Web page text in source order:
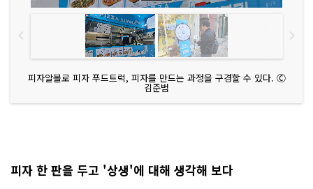
피자알볼로 피자 푸드트럭, 피자를 만드는 과정을 구경할 수 있다. Ⓒ
김준범
피자 한 판을 두고 '상생'에 대해 생각해 보다